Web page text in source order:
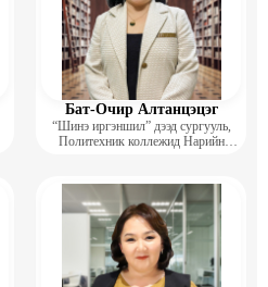
Бат-Очир Алтанцэцэг
“Шинэ иргэншил” дээд сургууль,
Политехник коллежид Нарийн
багш